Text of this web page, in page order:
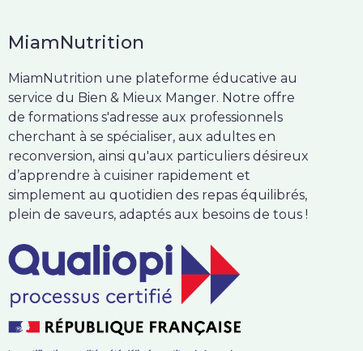
MiamNutrition
MiamNutrition une plateforme éducative au
service du Bien & Mieux Manger. Notre offre
de formations s'adresse aux professionnels
cherchant à se spécialiser, aux adultes en
reconversion, ainsi qu'aux particuliers désireux
d’apprendre à cuisiner rapidement et
simplement au quotidien des repas équilibrés,
plein de saveurs, adaptés aux besoins de tous !